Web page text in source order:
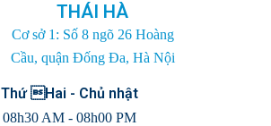
THÁI HÀ
Cơ sở 1: Số 8 ngõ 26 Hoàng
Cầu, quận Đống Đa, Hà Nội
Thứ Hai - Chủ nhật
08h30 AM - 08h00 PM